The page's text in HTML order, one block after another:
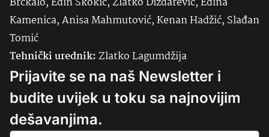
Kamenica, Anisa Mahmutović, Kenan Hadžić, Slađan
Tomić
Tehnički urednik:Zlatko Lagumdžija
Prijavite se na naš Newsletter i
budite uvijek u toku sa najnovijim
dešavanjima.